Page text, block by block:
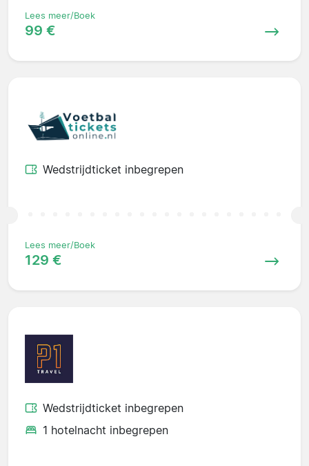
Lees meer/Boek
99 €
Wedstrijdticket inbegrepen
Lees meer/Boek
129 €
Wedstrijdticket inbegrepen
1 hotelnacht inbegrepen